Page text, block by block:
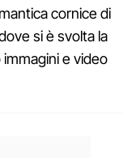
cornice di
si è svolta la
e video